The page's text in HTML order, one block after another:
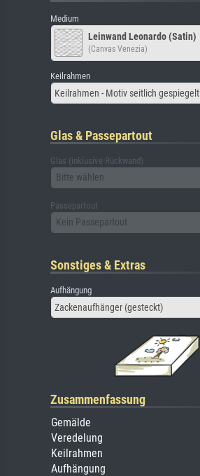
Medium
Leinwand Leonardo (Satin)
(Canvas Venezia)
Keilrahmen
Keilrahmen - Motiv seitlich gespiegelt
Glas & Passepartout
Glas (inklusive Rückwand)
Bitte wählen
Passepartout
Kein Passepartout
Sonstiges & Extras
Aufhängung
Zackenaufhänger (gesteckt)
Zusammenfassung
Gemälde
Veredelung
Keilrahmen
Aufhängung